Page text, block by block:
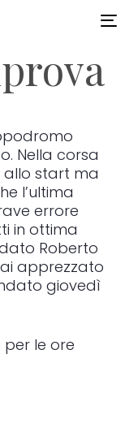
Nella corsa
start ma
l’ultima
errore
in ottima
Roberto
apprezzato
giovedì
per le ore